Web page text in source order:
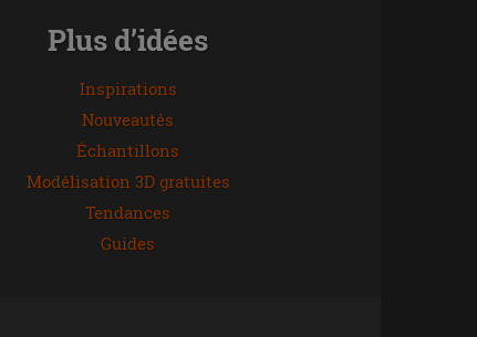
Plus d’idées
Inspirations
Nouveautés
Échantillons
Modélisation 3D gratuites
Tendances
Guides